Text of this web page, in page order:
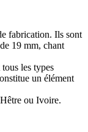
fabrication. Ils sont
19 mm, chant
les types
un élément
ou Ivoire.